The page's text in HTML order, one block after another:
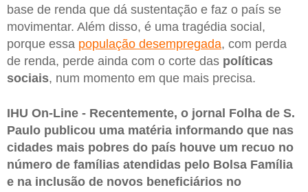
base de renda que dá sustentação e faz o país se
movimentar. Além disso, é uma tragédia social,
porque essa população desempregada, com perda
de renda, perde ainda com o corte das políticas
sociais, num momento em que mais precisa.
IHU On-Line - Recentemente, o jornal Folha de S.
Paulo publicou uma matéria informando que nas
cidades mais pobres do país houve um recuo no
número de famílias atendidas pelo Bolsa Família
e na inclusão de novos beneficiários no